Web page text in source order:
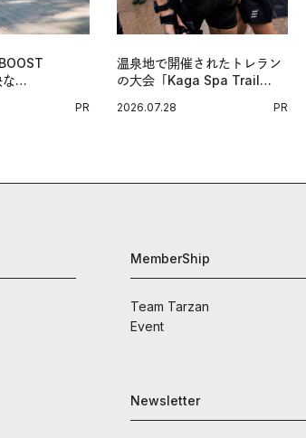
ィダスが打ちPR
温泉地で開催されたトレラン
の大会「Kaga Spa Trail
UTMB」。本戦を夢見るラン
2026.07.28 PR
MemberShip
Team Tarzan
Event
Newsletter